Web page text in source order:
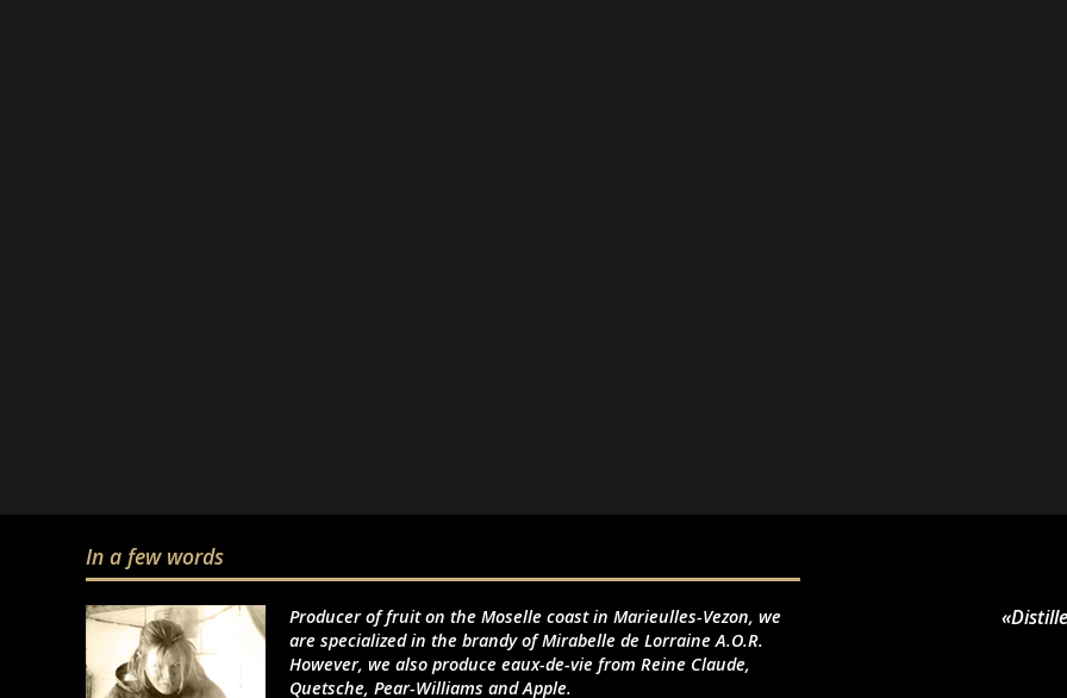
In a few words
Producer of fruit on the Moselle coast in Marieulles-Vezon, we
are specialized in the brandy of Mirabelle de Lorraine A.O.R.
However, we also produce eaux-de-vie from Reine Claude,
Quetsche, Pear-Williams and Apple.